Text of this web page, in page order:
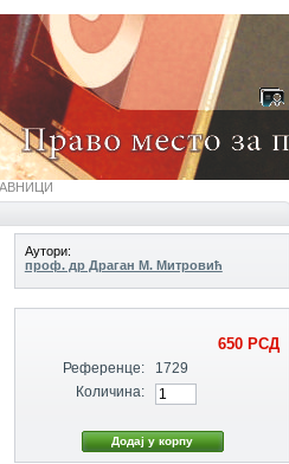
Аутори:
проф. др Драган М. Митровић
650 РСД
Референце:
1729
Количина: